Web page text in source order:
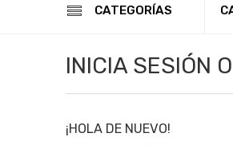
CATEGORÍAS
INICIA SESIÓN
¡HOLA DE NUEVO!